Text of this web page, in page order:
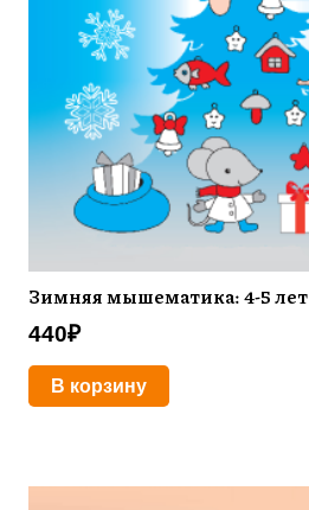
Зимняя мышематика: 4-5 лет
440₽
В корзину